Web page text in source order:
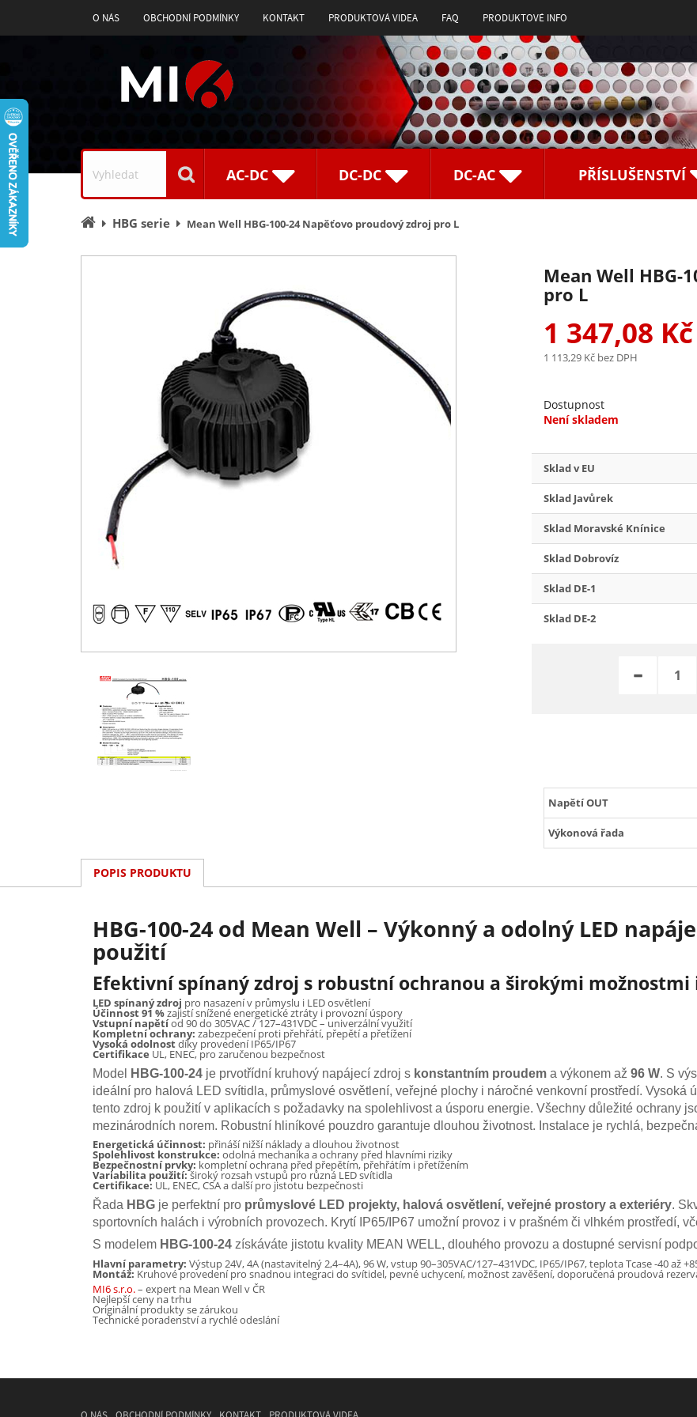
O NÁS OBCHODNÍ PODMÍNKY KONTAKT PRODUKTOVÁ VIDEA FAQ PRODUKTOVÉ INFO
Vyhledávání
AC-DC DC-DC DC-AC PŘÍSLUŠENSTVÍ
ÚvodníHBG serie Mean Well HBG-100-24 Napěťovo proudový zdroj pro L
Mean Well HBG-
pro L
1 347,08 Kč
1 113,29 Kč bez DPH
Dostupnost
Není skladem
Sklad v EU
Sklad Javůrek
Sklad Moravské Knínice
Sklad Dobrovíz
Sklad DE-1
Sklad DE-2
Napětí OUT
Výkonová řada
POPIS PRODUKTU
HBG-100-24 od Mean Well – Výkonný a odolný LED
použití
Efektivní spínaný zdroj s robustní ochranou a širokými možnostmi
LED spínaný zdroj pro nasazení v průmyslu i LED osvětlení
Účinnost 91 %zajistí snížené energetické ztráty i provozní úspory
Vstupní napětíod 90 do 305VAC / 127–431VDC – univerzální využití
Kompletní ochrany: zabezpečení proti přehřátí, přepětí a přetížení
Vysoká odolnostdíky provedení IP65/IP67
Certifikace UL, ENEC, pro zaručenou bezpečnost
Model HBG-100-24 je prvotřídní kruhový napájecí zdroj s konstantním proudem a výkonem až 96 W. S
ideální pro halová LED svítidla, průmyslové osvětlení, veřejné plochy i náročné venkovní prostředí. Vysoká
tento zdroj k použití v aplikacích s požadavky na spolehlivost a úsporu energie. Všechny důležité ochrany
mezinárodních norem. Robustní hliníkové pouzdro garantuje dlouhou životnost. Instalace je rychlá,
Energetická účinnost: přináší nižší náklady a dlouhou životnost
Spolehlivost konstrukce: odolná mechanika a ochrany před hlavními riziky
Bezpečnostní prvky: kompletní ochrana před přepětím, přehřátím i přetížením
Variabilita použití:široký rozsah vstupů pro různá LED svítidla
Certifikace: UL, ENEC, CSA a další pro jistotu bezpečnosti
Řada HBG je perfektní pro průmyslové LED projekty, halová osvětlení, veřejné prostory a exteriéry.
sportovních halách i výrobních provozech. Krytí IP65/IP67 umožní provoz i v prašném či vlhkém prostředí,
S modelem HBG-100-24 získáváte jistotu kvality MEAN WELL, dlouhého provozu a dostupné servisní
Hlavní parametry: Výstup 24V, 4A (nastavitelný 2,4–4A), 96 W, vstup 90–305VAC/127–431VDC, IP65/IP67, teplota Tcase -40 až
Montáž: Kruhové provedení pro snadnou integraci do svítidel, pevné uchycení, možnost zavěšení, doporučená proudová
MI6 s.r.o.– expert na Mean Well v ČR
Nejlepší ceny na trhu
Originální produkty se zárukou
Technické poradenství a rychlé odeslání